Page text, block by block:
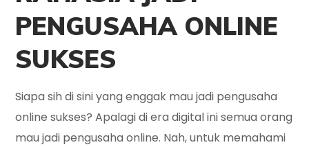
PENGUSAHA ONLINE
SUKSES
Siapa sih di sini yang enggak mau jadi pengusaha
online sukses? Apalagi di era digital ini semua orang
mau jadi pengusaha online. Nah, untuk memahami